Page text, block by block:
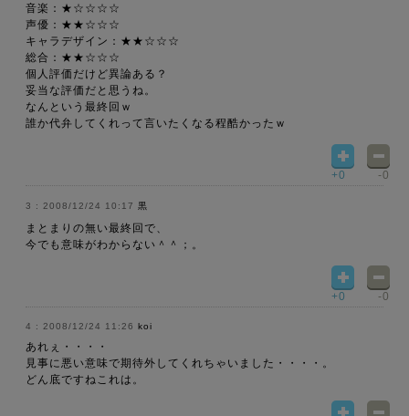
音楽：★☆☆☆☆
声優：★★☆☆☆
キャラデザイン：★★☆☆☆
総合：★★☆☆☆
個人評価だけど異論ある？
妥当な評価だと思うね。
なんという最終回ｗ
誰か代弁してくれって言いたくなる程酷かったｗ
+0 -0
2008/12/24 10:17 黒
まとまりの無い最終回で、
今でも意味がわからない＾＾；。
+0 -0
2008/12/24 11:26 koi
あれぇ・・・・
見事に悪い意味で期待外してくれちゃいました・・・・。
どん底ですねこれは。